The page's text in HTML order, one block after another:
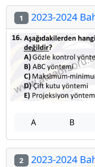
1 2023-2024
A B
2 2023-2024